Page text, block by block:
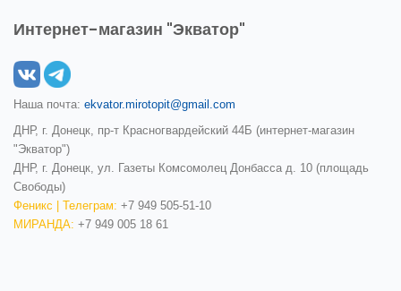
Интернет-магазин "Экватор"
Наша почта: ekvator.mirotopit@gmail.com
ДНР, г. Донецк, пр-т Красногвардейский 44Б (интернет-магазин
"Экватор")
ДНР, г. Донецк, ул. Газеты Комсомолец Донбасса д. 10 (площадь
Свободы)
Феникс | Телеграм: +7 949 505-51-10
МИРАНДА: +7 949 005 18 61